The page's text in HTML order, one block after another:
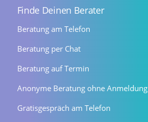
Finde Deinen Berater
Beratung am Telefon
Beratung per Chat
Beratung auf Termin
Anonyme Beratung ohne Anmeldung
Gratisgespräch am Telefon